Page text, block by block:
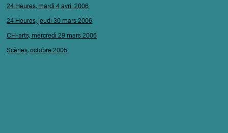
24 Heures, mardi 4 avril 2006
24 Heures, jeudi 30 mars 2006
CH-arts, mercredi 29 mars 2006
Scènes, octobre 2005